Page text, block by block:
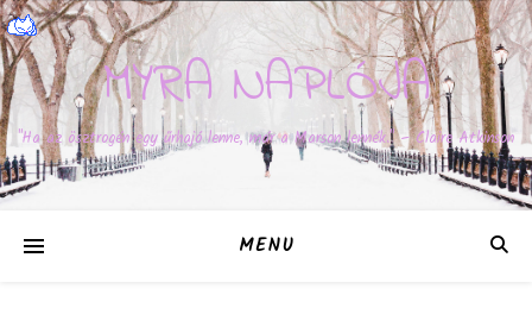
MYRA NAPLÓJA
"Ha az ösztrogén egy űrhajó lenne, már a Marson lennék." – Claire Atkinson
MENU